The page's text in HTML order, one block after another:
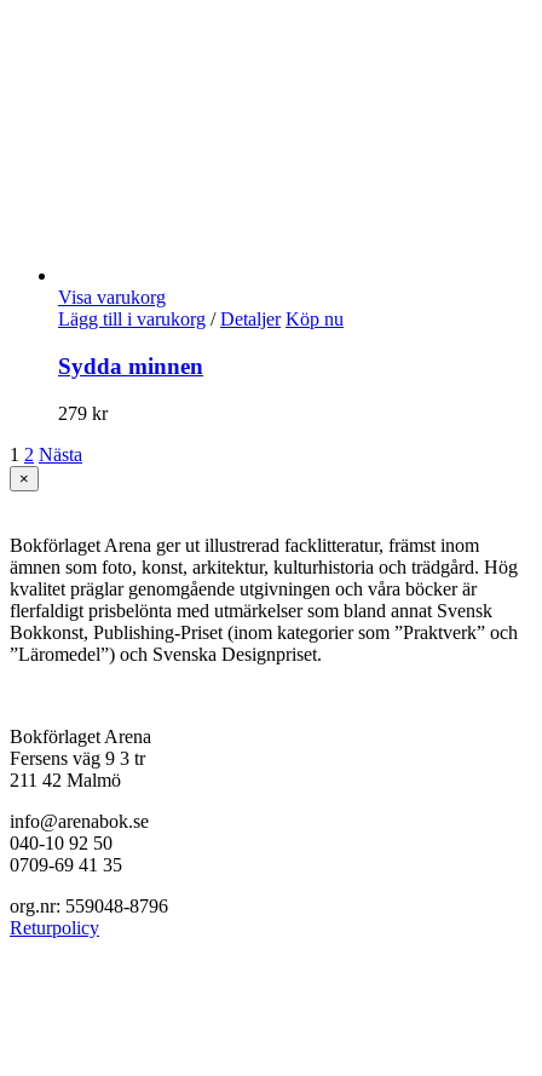
Visa varukorg
Lägg till i varukorg / Detaljer Köp nu
Sydda minnen
279 kr
1 2 Nästa
Stäng
snabbvy
×
Bokförlaget Arena ger ut illustrerad facklitteratur, främst inom
ämnen som foto, konst, arkitektur, kulturhistoria och trädgård. Hög
kvalitet präglar genomgående utgivningen och våra böcker är
flerfaldigt prisbelönta med utmärkelser som bland annat Svensk
Bokkonst, Publishing-Priset (inom kategorier som ”Praktverk” och
”Läromedel”) och Svenska Designpriset.
Bokförlaget Arena
Fersens väg 9 3 tr
211 42 Malmö
info@arenabok.se
040-10 92 50
0709-69 41 35
org.nr: 559048-8796
Returpolicy